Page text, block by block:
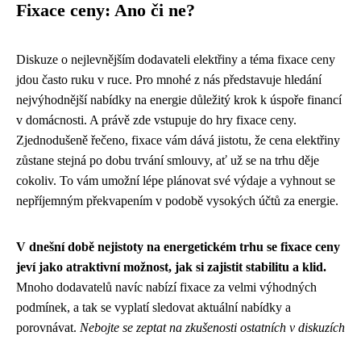
Fixace ceny: Ano či ne?
Diskuze o nejlevnějším dodavateli elektřiny a téma fixace ceny
jdou často ruku v ruce. Pro mnohé z nás představuje hledání
nejvýhodnější nabídky na energie důležitý krok k úspoře financí
v domácnosti. A právě zde vstupuje do hry fixace ceny.
Zjednodušeně řečeno, fixace vám dává jistotu, že cena elektřiny
zůstane stejná po dobu trvání smlouvy, ať už se na trhu děje
cokoliv. To vám umožní lépe plánovat své výdaje a vyhnout se
nepříjemným překvapením v podobě vysokých účtů za energie.
V dnešní době nejistoty na energetickém trhu se fixace ceny
jeví jako atraktivní možnost, jak si zajistit stabilitu a klid.
Mnoho dodavatelů navíc nabízí fixace za velmi výhodných
podmínek, a tak se vyplatí sledovat aktuální nabídky a
porovnávat. Nebojte se zeptat na zkušenosti ostatních v diskuzích